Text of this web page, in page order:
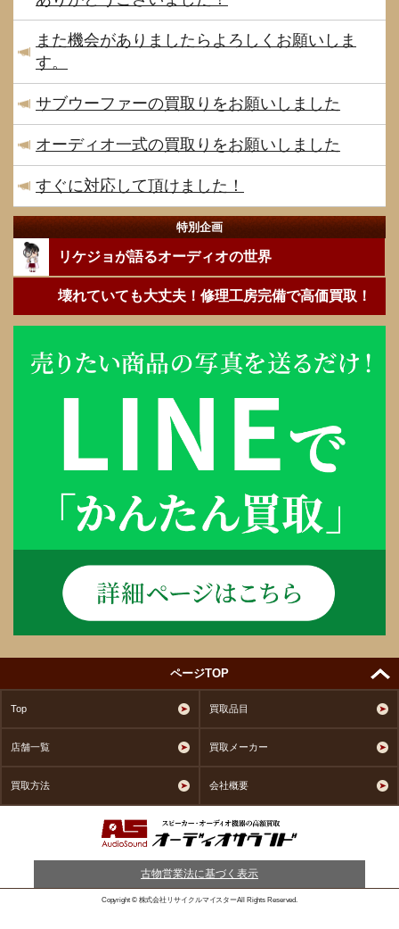
また機会がありましたらよろしくお願いしま
す。
サブウーファーの買取りをお願いしました
オーディオ一式の買取りをお願いしました
すぐに対応して頂けました！
特別企画
リケジョが語るオーディオの世界
壊れていても大丈夫！修理工房完備で高価買取！
ページTOP
Top 買取品目
店舗一覧 買取メーカー
買取方法 会社概要
古物営業法に基づく表示
Copyright © 株式会社リサイクルマイスターAll Rights Reserved.